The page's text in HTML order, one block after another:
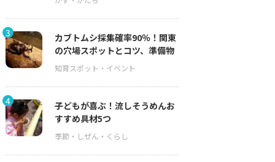
3
カブトムシ採集確率90％！関東
の穴場スポットとコツ、準備物
4
子どもが喜ぶ！流しそうめんお
すすめ具材5つ